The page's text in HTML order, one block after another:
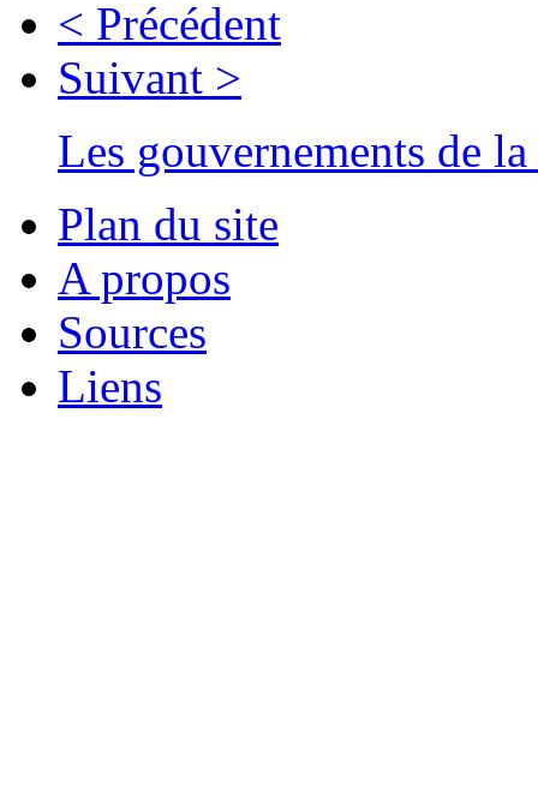
< Précédent
Suivant >
Les gouvernements de
Plan du site
A propos
Sources
Liens